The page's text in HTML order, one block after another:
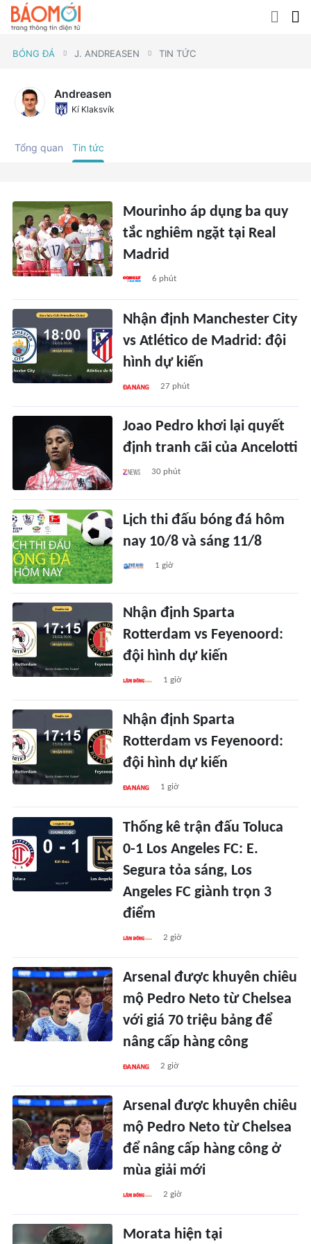
BÓNG ĐÁ J. ANDREASEN TIN TỨC
Andreasen
Kí Klaksvík
Tổng quan Tin tức
Mourinho áp dụng ba quy
tắc nghiêm ngặt tại Real
Madrid
6 phút
Nhận định Manchester City
vs Atlético de Madrid: đội
hình dự kiến
27 phút
Joao Pedro khơi lại quyết
định tranh cãi của Ancelotti
30 phút
Lịch thi đấu bóng đá hôm
nay 10/8 và sáng 11/8
1 giờ
Nhận định Sparta
Rotterdam vs Feyenoord:
đội hình dự kiến
1 giờ
Nhận định Sparta
Rotterdam vs Feyenoord:
đội hình dự kiến
1 giờ
Thống kê trận đấu Toluca
0-1 Los Angeles FC: E.
Segura tỏa sáng, Los
Angeles FC giành trọn 3
điểm
2 giờ
Arsenal được khuyên chiêu
mộ Pedro Neto từ Chelsea
với giá 70 triệu bảng để
nâng cấp hàng công
2 giờ
Arsenal được khuyên chiêu
mộ Pedro Neto từ Chelsea
để nâng cấp hàng công ở
mùa giải mới
2 giờ
Morata hiện tại